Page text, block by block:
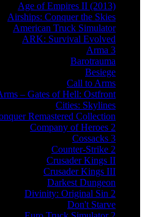
Age of Empires II (2013)
Airships: Conquer the Skies
American Truck Simulator
ARK: Survival Evolved
Arma 3
Barotrauma
Besiege
Call to Arms
– Gates of Hell: Ostfront
Cities: Skylines
Remastered Collection
Company of Heroes 2
Cossacks 3
Counter-Strike 2
Crusader Kings II
Crusader Kings III
Darkest Dungeon
Divinity: Original Sin 2
Don't Starve